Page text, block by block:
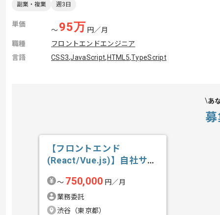
副業・複業 週3日
単価
〜95万 円／月
職種
フロントエンドエンジニア
言語
CSS3,JavaScript, HTML5,TypeScript
あ
【フロントエンド
(React/Vue.js)】自社サー
〜 750,000 円／月
業務委託
渋谷（東京都）